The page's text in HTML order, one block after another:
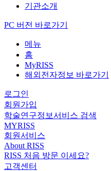
기관소개
PC 버전 바로가기
메뉴
홈
MyRISS
해외전자정보 바로가기
로그인
회원가입
학술연구정보서비스 검색
MYRISS
회원서비스
About RISS
RISS 처음 방문 이세요?
고객센터